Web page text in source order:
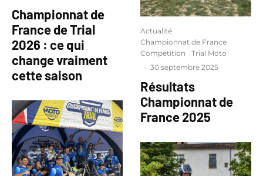
Championnat de
France de Trial
2026 : ce qui
change vraiment
cette saison
Actualité
Championnat de France
Compétition
Trial Moto
· 30 septembre 2025
Résultats
Championnat de
France 2025